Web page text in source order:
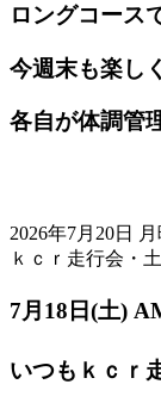
ロングコース
今週末も楽し
各自が体調管
2026年7月20日 月
ｋｃｒ走行会・
7月18日(土)
いつもｋｃｒ